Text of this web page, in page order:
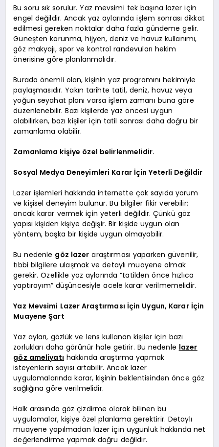
Bu soru sık sorulur. Yaz mevsimi tek başına lazer için
engel değildir. Ancak yaz aylarında işlem sonrası dikkat
edilmesi gereken noktalar daha fazla gündeme gelir.
Güneşten korunma, hijyen, deniz ve havuz kullanımı,
göz makyajı, spor ve kontrol randevuları hekim
önerisine göre planlanmalıdır.
Burada önemli olan, kişinin yaz programını hekimiyle
paylaşmasıdır. Yakın tarihte tatil, deniz, havuz veya
yoğun seyahat planı varsa işlem zamanı buna göre
düzenlenebilir. Bazı kişilerde yaz öncesi uygun
olabilirken, bazı kişiler için tatil sonrası daha doğru bir
zamanlama olabilir.
Zamanlama kişiye özel belirlenmelidir.
Sosyal Medya Deneyimleri Karar İçin Yeterli Değildir
Lazer işlemleri hakkında internette çok sayıda yorum
ve kişisel deneyim bulunur. Bu bilgiler fikir verebilir;
ancak karar vermek için yeterli değildir. Çünkü göz
yapısı kişiden kişiye değişir. Bir kişide uygun olan
yöntem, başka bir kişide uygun olmayabilir.
Bu nedenle göz lazer araştırması yaparken güvenilir,
tıbbi bilgilere ulaşmak ve detaylı muayene olmak
gerekir. Özellikle yaz aylarında “tatilden önce hızlıca
yaptırayım” düşüncesiyle acele karar verilmemelidir.
Yaz Mevsimi Lazer Araştırması İçin Uygun, Karar İçin
Muayene Şart
Yaz ayları, gözlük ve lens kullanan kişiler için bazı
zorlukları daha görünür hale getirir. Bu nedenle lazer
göz ameliyatı hakkında araştırma yapmak
isteyenlerin sayısı artabilir. Ancak lazer
uygulamalarında karar, kişinin beklentisinden önce göz
sağlığına göre verilmelidir.
Halk arasında göz çizdirme olarak bilinen bu
uygulamalar, kişiye özel planlama gerektirir. Detaylı
muayene yapılmadan lazer için uygunluk hakkında net
değerlendirme yapmak doğru değildir.